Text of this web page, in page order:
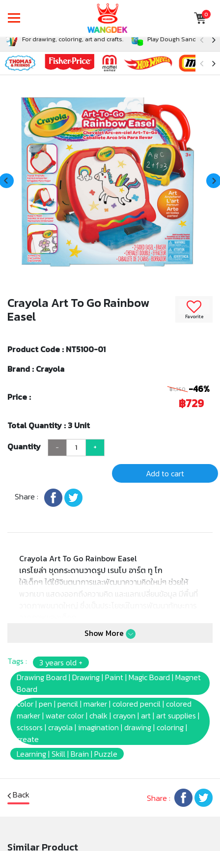
0
For drawing, coloring, art and crafts. Play Dough Sand and
Favorite
Crayola Art To Go Rainbow
Easel
Product Code : NT5100-01
Brand : Crayola
Price :
฿1,350 -46%
฿729
Total Quantity : 3 Unit
Quantity
- +
Add to cart
Share :
Crayola Art To Go Rainbow Easel
เครโยล่า ชุดกระดานวาดรูป เรนโบ อาร์ต ทู โก
ให้เด็กๆ ได้ใช้จินตนาการและพัฒนาความคิดใหม่ๆ ช่วยให้
พวกเขา แสดงออกถึงความคิด และแลกเปลี่ยนข้อมูล มีพื้นที่
* ชุดกระดานวาดรูป เรนโบ อาร์ต ทู โก มีลายคลื่นสีรุ้งที่ขา
ตั้ง เป็นได้ทั้งไวท์บอร์ด และกระดานดำ นอกจากนี้ยังมีคลิป
* ชุดกระดานมาพร้อมกับ: แปรงลบกระดาน และถาดเก็บของ
ในตัว
* ถาดเก็บของสำหรับใส่ของใช้ สี หรืออุปกรณ์ขนาดเล็ก
เลื่อนได้ซ้าย-ขวา จัดเก็บที่ง่ายดายและพกพาสะดวกช่วยให้
ลูกน้อยของคุณพกพาความคิดสร้างสรรค์ไปได้ทุกที่
* กระดาษไวท์บอร์ดเหมาะกับการใช้งานคู่กับปากกาเมจิไวท์
บอร์ดของเครโยล่า
* ในชุดผลิตภัณฑ์นี้ไม่มีสีมาให้ ต้องซื้อแยกต่างหาก
* Barcode: 833186006265
* Package Size:[Color Box] (W)12.7 x(L)2.3 x(H)12.9cm.
* Product Weight: 0.4kg.
* เหมาะสำหรับเด็กอายุ: 3ปัขึ้นไป
Show More
Tags :
3 years old +
Drawing Board | Drawing | Paint | Magic Board | Magnet
Board
color | pen | pencil | marker | colored pencil | colored
marker | water color | chalk | crayon | art | art supplies |
scissors | crayola | imagination | drawing | coloring |
create
Learning | Skill | Brain | Puzzle
Back Share :
Similar Product